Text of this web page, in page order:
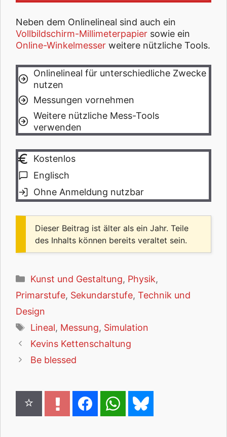
Neben dem Onlinelineal sind auch ein
Vollbildschirm-Millimeterpapier sowie ein
Online-Winkelmesser weitere nützliche Tools.
Onlinelineal für unterschiedliche Zwecke
nutzen
Messungen vornehmen
Weitere nützliche Mess-Tools
verwenden
Kostenlos
Englisch
Ohne Anmeldung nutzbar
Dieser Beitrag ist älter als ein Jahr. Teile
des Inhalts können bereits veraltet sein.
Kategorien
Kunst und Gestaltung, Physik,
Primarstufe, Sekundarstufe, Technik und
Design
Schlagwörter
Lineal, Messung, Simulation
Kevins Kettenschaltung
Be blessed